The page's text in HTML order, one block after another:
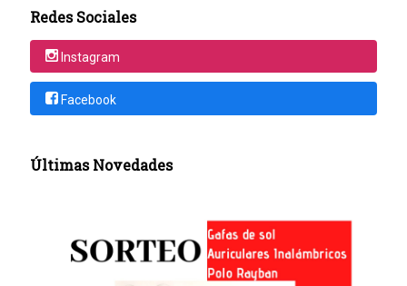
Redes Sociales
Instagram
Facebook
Últimas Novedades